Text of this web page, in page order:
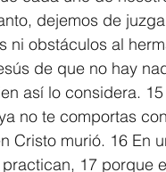
dejemos de
ni obstáculos al
de que no hay
así lo considera.
no te comportas
Cristo murió. 16 En
17 porque